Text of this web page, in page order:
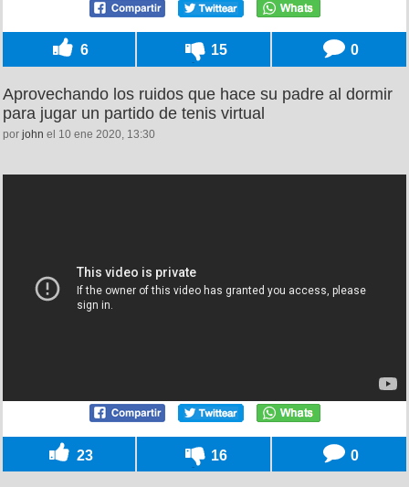
6 15 0
Aprovechando los ruidos que hace su padre al dormir
para jugar un partido de tenis virtual
por john el 10 ene 2020, 13:30
23 16 0